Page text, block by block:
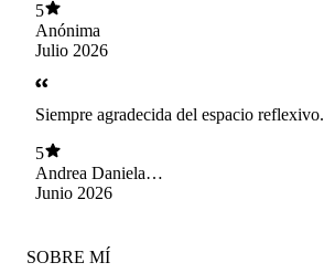
5
Anónima
Julio 2026
Siempre agradecida del espacio reflexivo.
5
Andrea Daniela
Toro Cárdenas
Junio 2026
SOBRE MÍ